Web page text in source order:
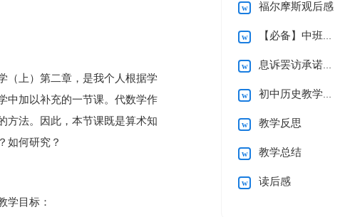
（上）第二章，是我个人根据学
中加以补充的一节课。代数学作
方法。因此，本节课既是算术知
如何研究？
学目标：
福尔摩斯观后感
【必备】中班音乐教案三篇
息诉罢访承诺书集合六篇
初中历史教学总结合集七篇
教学反思
教学总结
读后感